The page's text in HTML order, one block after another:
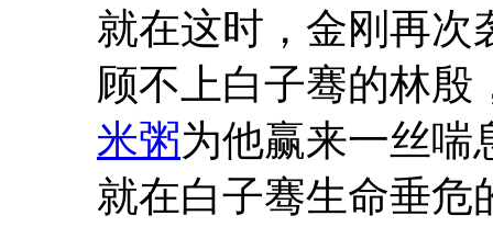
就在这时，金刚再次
顾不上白子骞的林殷
米粥为他赢来一丝喘
就在白子骞生命垂危